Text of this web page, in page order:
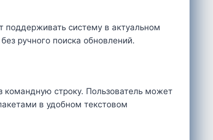
поддерживать систему в актуальном
ручного поиска обновлений.
командную строку. Пользователь может
в удобном текстовом